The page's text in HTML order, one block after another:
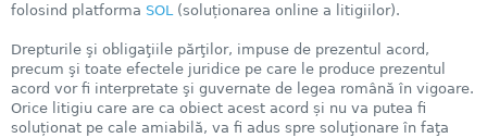
folosind platforma SOL(soluționarea online a litigiilor).
Drepturile şi obligaţiile părţilor, impuse de prezentul acord,
precum şi toate efectele juridice pe care le produce prezentul
acord vor fi interpretate şi guvernate de legea română în vigoare.
Orice litigiu care are ca obiect acest acord și nu va putea fi
soluționat pe cale amiabilă, va fi adus spre soluţionare în faţa